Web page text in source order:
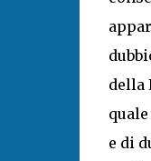
della
e di